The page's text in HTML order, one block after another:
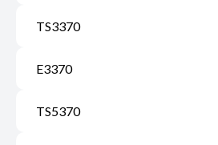
TS3370
E3370
TS5370